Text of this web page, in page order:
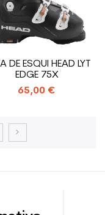
DE ESQUI HEAD LYT
EDGE 75X
65,00 €